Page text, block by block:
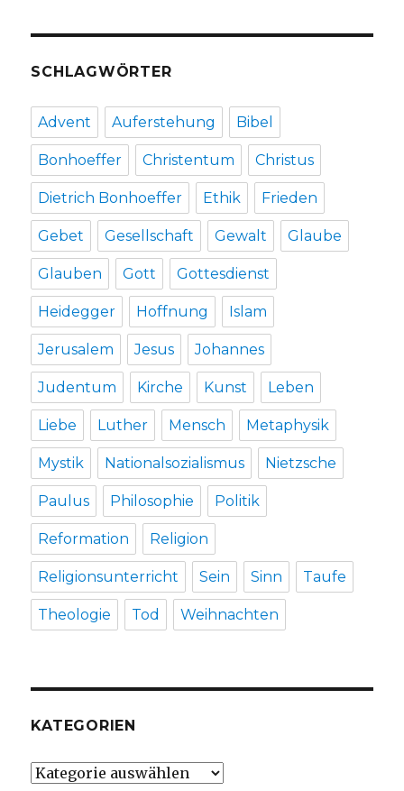
SCHLAGWÖRTER
Advent Auferstehung Bibel
Bonhoeffer Christentum Christus
Dietrich Bonhoeffer Ethik Frieden
Gebet Gesellschaft Gewalt Glaube
Glauben Gott Gottesdienst
Heidegger Hoffnung Islam
Jerusalem Jesus Johannes
Judentum Kirche Kunst Leben
Liebe Luther Mensch Metaphysik
Mystik Nationalsozialismus Nietzsche
Paulus Philosophie Politik
Reformation Religion
Religionsunterricht Sein Sinn Taufe
Theologie Tod Weihnachten
KATEGORIEN
Kategorien